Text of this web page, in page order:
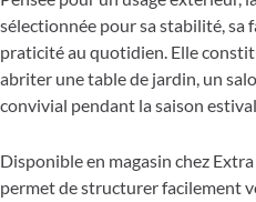
sélectionnée pour sa stabilité, sa
praticité au quotidien. Elle
abriter une table de jardin, un
convivial pendant la saison
Disponible en magasin chez
permet de structurer facilement